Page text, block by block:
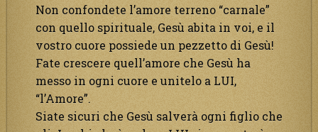
Non confondete l’amore terreno “carnale”
con quello spirituale, Gesù abita in voi, e il
vostro cuore possiede un pezzetto di Gesù!
Fate crescere quell’amore che Gesù ha
messo in ogni cuore e unitelo a LUI,
“l’Amore”.
Siate sicuri che Gesù salverà ogni figlio che